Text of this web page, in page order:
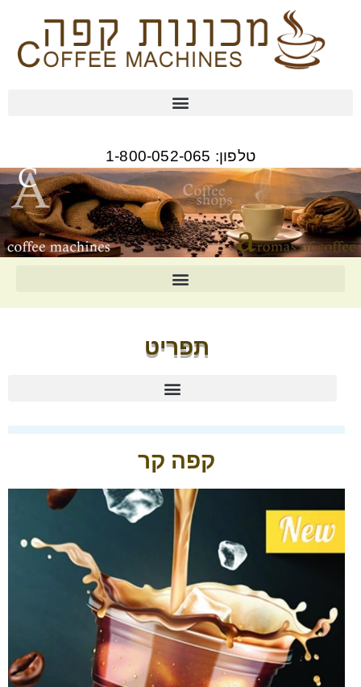
טלפון: 1-800-052-065
תפריט
קפה קר